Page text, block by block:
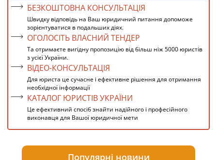
БЕЗКОШТОВНА КОНСУЛЬТАЦІЯ
Швидку відповідь на Ваш юридичний питання допоможе
зорієнтуватися в подальших діях.
ОГОЛОСІТЬ ВЛАСНИЙ ТЕНДЕР
Та отримаєте вигідну пропозицію від більш ніж 5000 юристів
з усієї України.
ВІДЕО-КОНСУЛЬТАЦІЯ
Для юриста це сучасне і ефективне рішення для отримання
необхідної інформації
КАТАЛОГ ЮРИСТІВ УКРАЇНИ
Це ефективний спосіб знайти надійного і професійного
виконавця для Вашої юридичної мети
Популярні новини